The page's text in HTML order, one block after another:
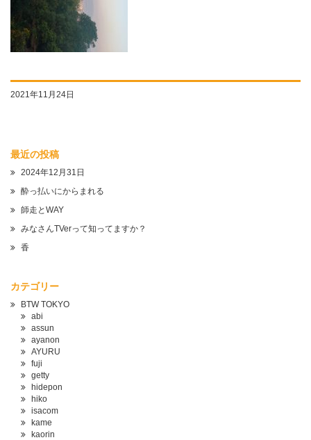
2021年11月24日
最近の投稿
2024年12月31日
酔っ払いにからまれる
師走とWAY
みなさんTVerって知ってますか？
香
カテゴリー
BTW TOKYO
abi
assun
ayanon
AYURU
fuji
getty
hidepon
hiko
isacom
kame
kaorin